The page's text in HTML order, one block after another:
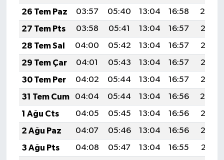
26 Tem Paz
03:57 05:40 13:04 16:58
20:19
27 Tem Pts
03:58 05:41 13:04 16:57
20:18
28 Tem Sal
04:00 05:42 13:04 16:57
20:17
29 Tem Çar
04:01 05:43 13:04 16:57
20:16
30 Tem Per
04:02 05:44 13:04 16:57
20:15
31 Tem Cum
04:04 05:44 13:04 16:56
20:14
1 Ağu Cts
04:05 05:45 13:04 16:56
20:13
2 Ağu Paz
04:07 05:46 13:04 16:56
20:12
3 Ağu Pts
04:08 05:47 13:04 16:55
20:11